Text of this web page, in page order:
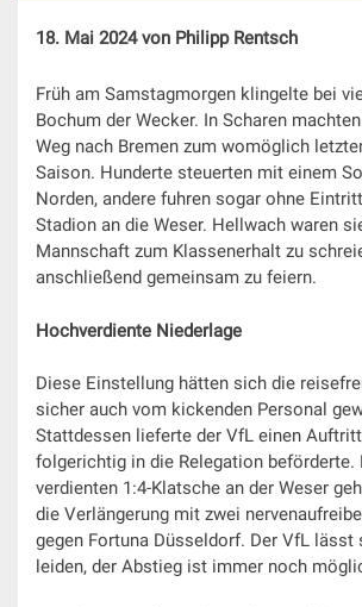
18. Mai 2024 von Philipp Rentsch
Früh am Samstagmorgen klingelte bei
Bochum der Wecker. In Scharen
Weg nach Bremen zum womöglich
Saison. Hunderte steuerten mit einem
Norden, andere fuhren sogar ohne
Stadion an die Weser. Hellwach waren
Mannschaft zum Klassenerhalt zu
anschließend gemeinsam zu feiern.
Hochverdiente Niederlage
Diese Einstellung hätten sich die
sicher auch vom kickenden Personal
Stattdessen lieferte der VfL einen
folgerichtig in die Relegation beförderte.
verdienten 1:4-Klatsche an der Weser
die Verlängerung mit zwei
gegen Fortuna Düsseldorf. Der VfL lässt
leiden, der Abstieg ist immer noch